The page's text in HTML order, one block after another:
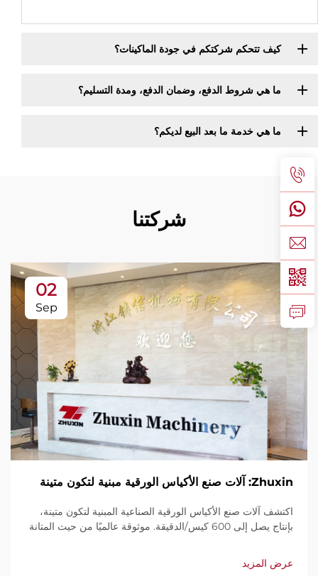
كيف تتحكم شركتكم في جودة الماكينات؟
ما هي شروط الدفع، وضمان الدفع، ومدة التسليم؟
ما هي خدمة ما بعد البيع لديكم؟
شركتنا
02
Sep
Zhuxin: آلات صنع الأكياس الورقية مبنية لتكون متينة
اكتشف آلات صنع الأكياس الورقية الصناعية المبنية لتكون متينة،
بإنتاج يصل إلى 600 كيس/الدقيقة. موثوقة عالميًا من حيث المتانة
وخدمة سريعة. اطلب عرض سعر اليوم.
عرض المزيد